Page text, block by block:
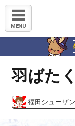
MENU
羽ばた
福田シューザン